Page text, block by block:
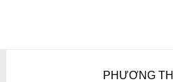
PHƯƠNG